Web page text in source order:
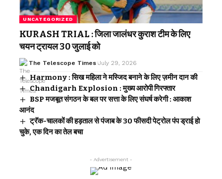
UNCATEGORIZED
KURASH TRIAL : जिला जालंधर कुराश टीम के लिए
चयन ट्रायल 30 जुलाई को
The Telescope Times July 29, 2026
Harmony : सिख महिला ने मस्जिद बनाने के लिए ज़मीन दान की
Chandigarh Explosion : मुख्य आरोपी गिरफ्तार
BSP मजबूत संगठन के बल पर सत्ता के लिए संघर्ष करेगी : आकाश
आनंद
ट्रॅक-चालकों की हड़ताल से पंजाब के 30 फीसदी पेट्रोल पंप ड्राई हो
चुके, एक दिन का तेल बचा
- Advertisement -